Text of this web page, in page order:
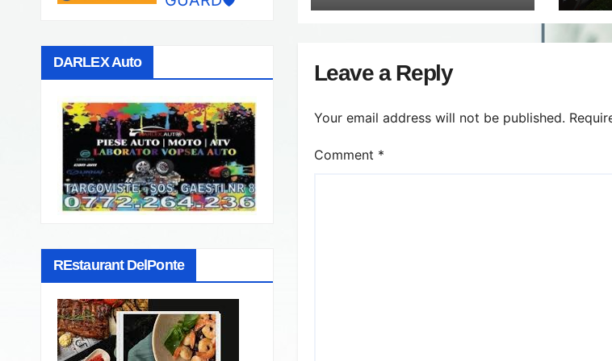
DARLEX Auto
REstaurant DelPonte
Leave a Reply
Your email address will not be published.
Comment *